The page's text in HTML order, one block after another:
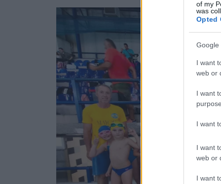
of my
was
Opted
Google
I want
web or
I want
I want
I want
web or
I want